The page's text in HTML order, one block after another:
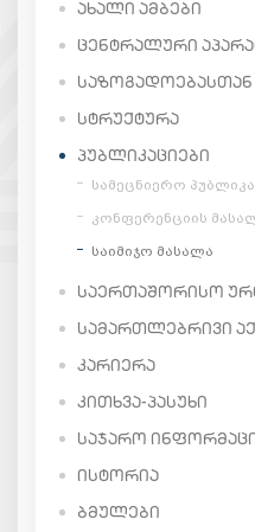
ᲐᲮᲐᲚᲘ ᲐᲛᲑᲔᲑᲘ
ᲪᲔᲜᲢᲠᲐᲚᲣᲠᲘ
ᲡᲢᲠᲣᲥᲢᲣᲠᲐ
ᲞᲣᲑᲚᲘᲙᲐᲪᲘᲔᲑᲘ
სამეცნიერო
კონფერენციის
საიმიჯო მასალა
ᲡᲐᲔᲠᲗᲐᲨᲝᲠᲘᲡᲝ
ᲡᲐᲛᲐᲠᲗᲚᲔᲑᲠᲘᲕᲘ
ᲙᲐᲠᲘᲔᲠᲐ
ᲙᲘᲗᲮᲕᲐ-ᲞᲐᲡᲣᲮᲘ
ᲡᲐᲯᲐᲠᲝ
ᲘᲡᲢᲝᲠᲘᲐ
ᲑᲛᲣᲚᲔᲑᲘ